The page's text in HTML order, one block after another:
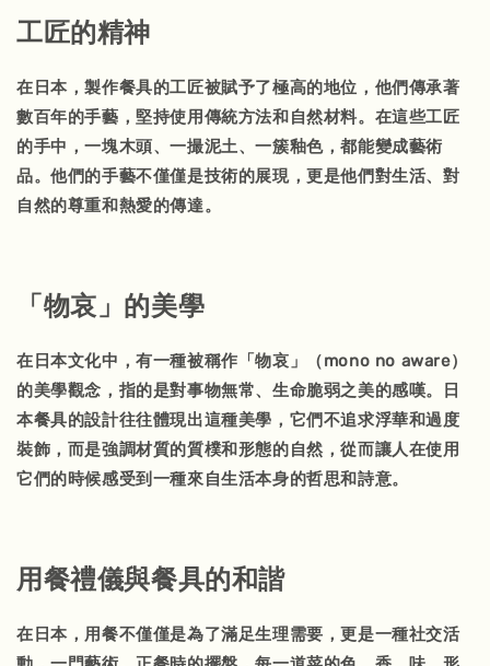
工匠的精神
在日本，製作餐具的工匠被賦予了極高的地位，他們傳承著
數百年的手藝，堅持使用傳統方法和自然材料。在這些工匠
的手中，一塊木頭、一撮泥土、一簇釉色，都能變成藝術
品。他們的手藝不僅僅是技術的展現，更是他們對生活、對
自然的尊重和熱愛的傳達。
「物哀」的美學
在日本文化中，有一種被稱作「物哀」（mono no aware）
的美學觀念，指的是對事物無常、生命脆弱之美的感嘆。日
本餐具的設計往往體現出這種美學，它們不追求浮華和過度
裝飾，而是強調材質的質樸和形態的自然，從而讓人在使用
它們的時候感受到一種來自生活本身的哲思和詩意。
用餐禮儀與餐具的和諧
在日本，用餐不僅僅是為了滿足生理需要，更是一種社交活